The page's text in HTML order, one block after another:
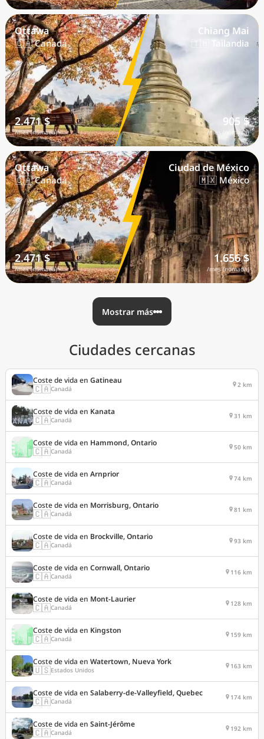
Ottawa
🇨🇦 Canadá
2.471 $
/mes (nómada)
Chiang Mai
🇹🇭 Tailandia
905 $
/mes (nómada)
Ottawa
🇨🇦 Canadá
2.471 $
/mes (nómada)
Ciudad de México
🇲🇽 México
1.656 $
/mes (nómada)
Mostrar más
Ciudades cercanas
Coste de vida en Gatineau
🇨🇦Canadá 2 km
Coste de vida en Kanata
🇨🇦Canadá 31 km
Coste de vida en Hammond, Ontario
🇨🇦Canadá 50 km
Coste de vida en Arnprior
🇨🇦Canadá 74 km
Coste de vida en Morrisburg, Ontario
🇨🇦Canadá 81 km
Coste de vida en Brockville, Ontario
🇨🇦Canadá 93 km
Coste de vida en Cornwall, Ontario
🇨🇦Canadá 116 km
Coste de vida en Mont-Laurier
🇨🇦Canadá 128 km
Coste de vida en Kingston
🇨🇦Canadá 159 km
Coste de vida en Watertown, Nueva York
🇺🇸Estados Unidos 163 km
Coste de vida en Salaberry-de-Valleyfield, Quebec
🇨🇦Canadá 174 km
Coste de vida en Saint-Jérôme
🇨🇦Canadá 192 km